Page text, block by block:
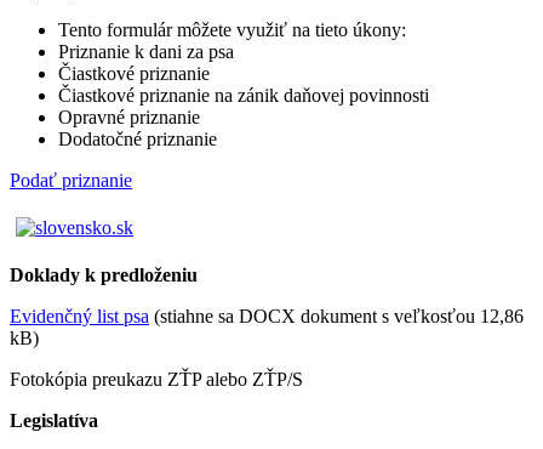
Tento formulár môžete využiť na tieto úkony:
Priznanie k dani za psa
Čiastkové priznanie
Čiastkové priznanie na zánik daňovej povinnosti
Opravné priznanie
Dodatočné priznanie
Podať priznanie
Doklady k predloženiu
Evidenčný list psa (stiahne sa DOCX dokument s veľkosťou 12,86
kB)
Fotokópia preukazu ZŤP alebo ZŤP/S
Legislatíva